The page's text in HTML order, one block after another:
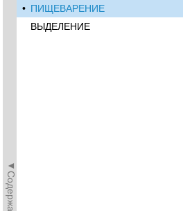
• ПИЩЕВАРЕНИЕ
ВЫДЕЛЕНИЕ